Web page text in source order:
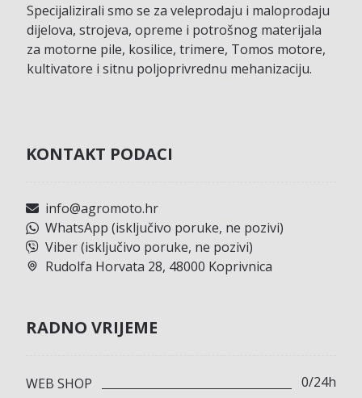
Specijalizirali smo se za veleprodaju i maloprodaju
dijelova, strojeva, opreme i potrošnog materijala
za motorne pile, kosilice, trimere, Tomos motore,
kultivatore i sitnu poljoprivrednu mehanizaciju.
KONTAKT PODACI
info@agromoto.hr
WhatsApp (isključivo poruke, ne pozivi)
Viber (isključivo poruke, ne pozivi)
Rudolfa Horvata 28, 48000 Koprivnica
RADNO VRIJEME
WEB SHOP
0/24h